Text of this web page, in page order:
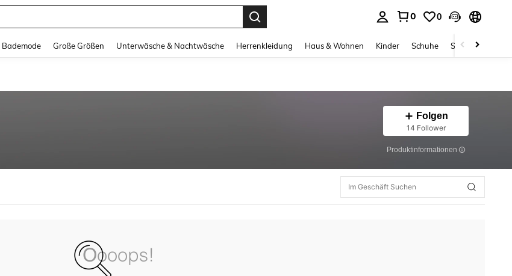
0 0
Bademode Große Größen Unterwäsche & Nachtwäsche Herrenkleidung Haus & Wohnen Kinder Schuhe Schmuck &
Folgen
14 Follower
Produktinformationen